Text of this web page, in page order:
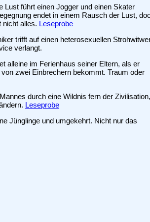
Lust führt einen Jogger und einen Skater
endet in einem Rausch der Lust,
nicht alles. Leseprobe
trifft auf einen heterosexuellen
verlangt.
alleine im Ferienhaus seiner Eltern, als er
zwei Einbrechern bekommt. Traum oder
durch eine Wildnis fern der Zivilisation,
Leseprobe
Jünglinge und umgekehrt. Nicht nur das